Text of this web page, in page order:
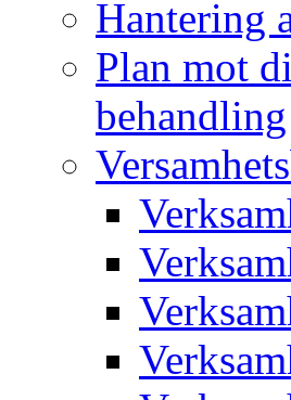
Hantering
Plan mot
behandling